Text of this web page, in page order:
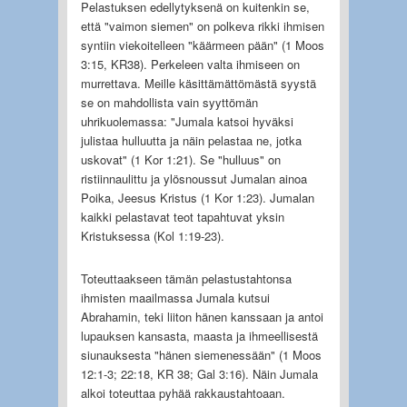
Pelastuksen edellytyksenä on kuitenkin se,
että "vaimon siemen" on polkeva rikki ihmisen
syntiin viekoitelleen "käärmeen pään" (1 Moos
3:15, KR38). Perkeleen valta ihmiseen on
murrettava. Meille käsittämättömästä syystä
se on mahdollista vain syyttömän
uhrikuolemassa: "Jumala katsoi hyväksi
julistaa hulluutta ja näin pelastaa ne, jotka
uskovat" (1 Kor 1:21). Se "hulluus" on
ristiinnaulittu ja ylösnoussut Jumalan ainoa
Poika, Jeesus Kristus (1 Kor 1:23). Jumalan
kaikki pelastavat teot tapahtuvat yksin
Kristuksessa (Kol 1:19-23).
Toteuttaakseen tämän pelastustahtonsa
ihmisten maailmassa Jumala kutsui
Abrahamin, teki liiton hänen kanssaan ja antoi
lupauksen kansasta, maasta ja ihmeellisestä
siunauksesta "hänen siemenessään" (1 Moos
12:1-3; 22:18, KR 38; Gal 3:16). Näin Jumala
alkoi toteuttaa pyhää rakkaustahtoaan.